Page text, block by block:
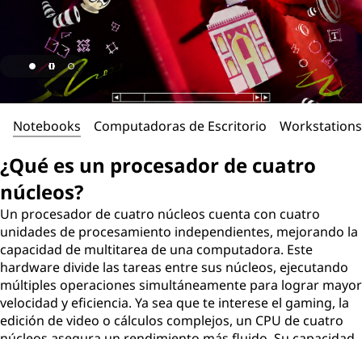
Notebooks Computadoras de Escritorio Workstations
¿Qué es un procesador de cuatro
núcleos?
Un procesador de cuatro núcleos cuenta con cuatro
unidades de procesamiento independientes, mejorando la
capacidad de multitarea de una computadora. Este
hardware divide las tareas entre sus núcleos, ejecutando
múltiples operaciones simultáneamente para lograr mayor
velocidad y eficiencia. Ya sea que te interese el gaming, la
edición de video o cálculos complejos, un CPU de cuatro